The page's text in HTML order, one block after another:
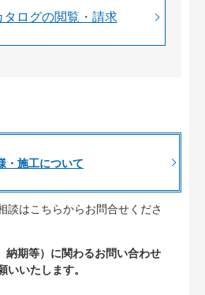
タログの閲覧・請求
・施工について
談はこちらからお問合せくださ
期等）に関わるお問い合わせ
いいたします。